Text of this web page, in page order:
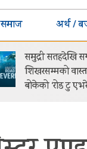
समाज अर्थ /
भक्तपुरको
साउनभित्रै स्थायी
पुर्जा वितरण गरिने